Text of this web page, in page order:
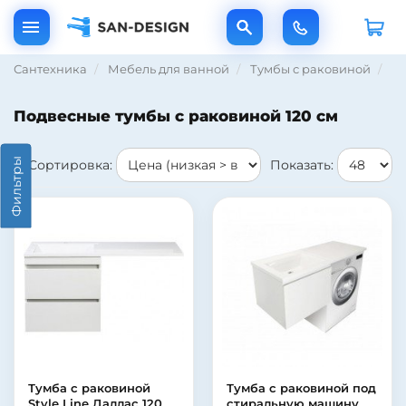
Сантехника Мебель для ванной Тумбы с раковиной
Подвесные тумбы с раковиной 120 см
Показать:
Сортировка:
Тумба с раковиной
Тумба с раковиной под
Фильтры